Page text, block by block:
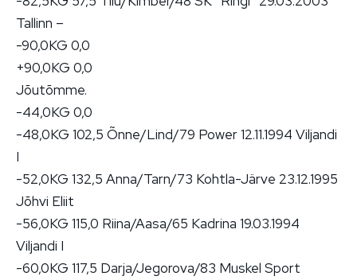
Tallinn –
-90,0KG 0,0
+90,0KG 0,0
Jõutõmme.
-44,0KG 0,0
-48,0KG 102,5 Õnne/Lind/79 Power 12.11.1994 Viljandi
I
-52,0KG 132,5 Anna/Tarn/73 Kohtla-Järve 23.12.1995
Jõhvi Eliit
-56,0KG 115,0 Riina/Aasa/65 Kadrina 19.03.1994
Viljandi I
-60,0KG 117,5 Darja/Jegorova/83 Muskel Sport